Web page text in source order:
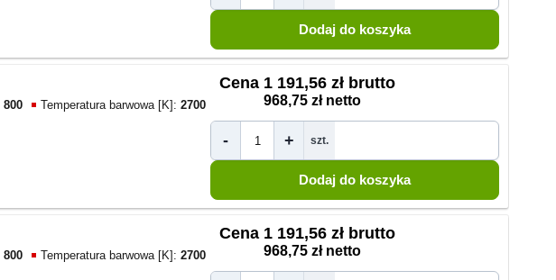
800 Temperatura barwowa [K]: 2700
Cena 1 191,56 zł brutto
968,75 zł netto
- + szt.
800 Temperatura barwowa [K]: 2700
Cena 1 191,56 zł brutto
968,75 zł netto